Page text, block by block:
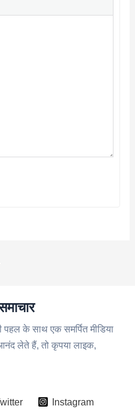
के साथ एक समर्पित मीडिया
लेते हैं, तो कृपया लाइक,
Instagram